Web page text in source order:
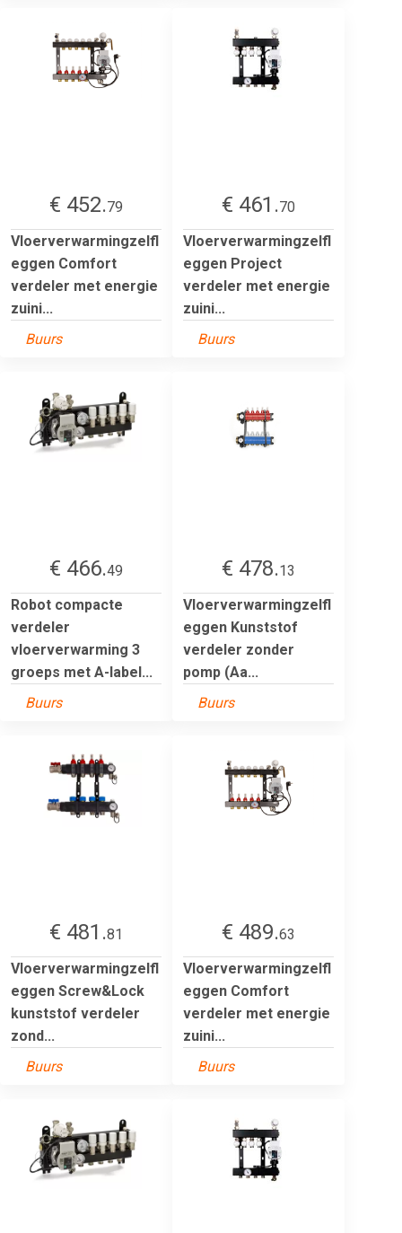
€ 452.79
Vloerverwarmingzelfl
eggen Comfort
verdeler met energie
zuini...
Buurs
€ 461.70
Vloerverwarmingzelfl
eggen Project
verdeler met energie
zuini...
Buurs
€ 466.49
Robot compacte
verdeler
vloerverwarming 3
groeps met A-label...
Buurs
€ 478.13
Vloerverwarmingzelfl
eggen Kunststof
verdeler zonder
pomp (Aa...
Buurs
€ 481.81
Vloerverwarmingzelfl
eggen Screw&Lock
kunststof verdeler
zond...
Buurs
€ 489.63
Vloerverwarmingzelfl
eggen Comfort
verdeler met energie
zuini...
Buurs